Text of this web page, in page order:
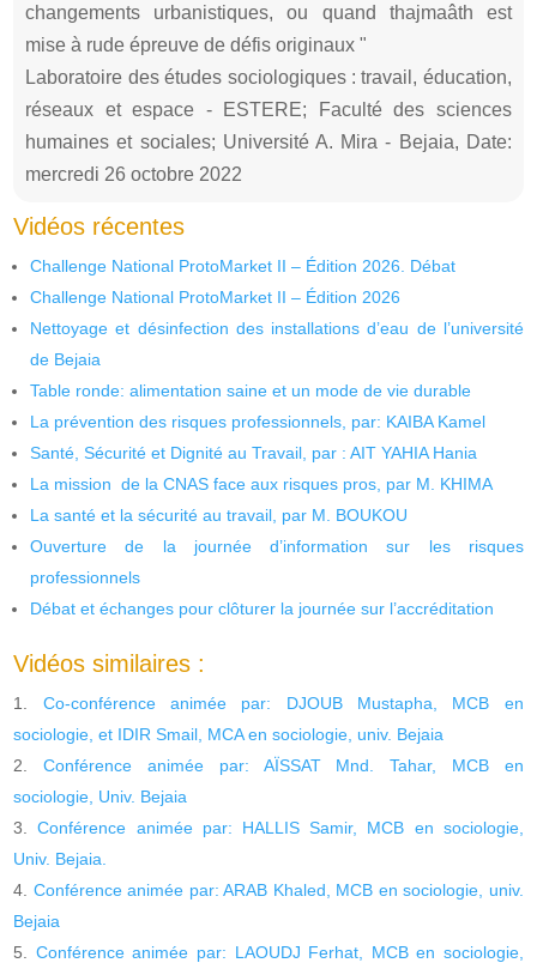
changements urbanistiques, ou quand thajmaâth est
mise à rude épreuve de défis originaux "
Laboratoire des études sociologiques : travail, éducation,
réseaux et espace - ESTERE; Faculté des sciences
humaines et sociales; Université A. Mira - Bejaia, Date:
mercredi 26 octobre 2022
Vidéos récentes
Challenge National ProtoMarket II – Édition 2026. Débat
Challenge National ProtoMarket II – Édition 2026
Nettoyage et désinfection des installations d’eau de l’université
de Bejaia
Table ronde: alimentation saine et un mode de vie durable
La prévention des risques professionnels, par: KAIBA Kamel
Santé, Sécurité et Dignité au Travail, par : AIT YAHIA Hania
La mission de la CNAS face aux risques pros, par M. KHIMA
La santé et la sécurité au travail, par M. BOUKOU
Ouverture de la journée d’information sur les risques
professionnels
Débat et échanges pour clôturer la journée sur l’accréditation
Vidéos similaires :
Co-conférence animée par: DJOUB Mustapha, MCB en
sociologie, et IDIR Smail, MCA en sociologie, univ. Bejaia
Conférence animée par: AÏSSAT Mnd. Tahar, MCB en
sociologie, Univ. Bejaia
Conférence animée par: HALLIS Samir, MCB en sociologie,
Univ. Bejaia.
Conférence animée par: ARAB Khaled, MCB en sociologie, univ.
Bejaia
Conférence animée par: LAOUDJ Ferhat, MCB en sociologie,